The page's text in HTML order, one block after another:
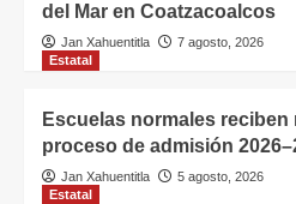
del Mar en Coatzacoalcos
Jan Xahuentitla
7 agosto, 2026
Estatal
Escuelas normales reciben
proceso de admisión
Jan Xahuentitla
5 agosto, 2026
Estatal